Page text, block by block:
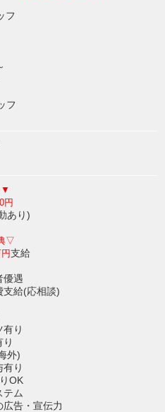
フ
フ
▼
円
あり)
▽
円支給
優遇
支給(応相談)
有り
り
外)
有り
OK
テム
広告・宣伝力